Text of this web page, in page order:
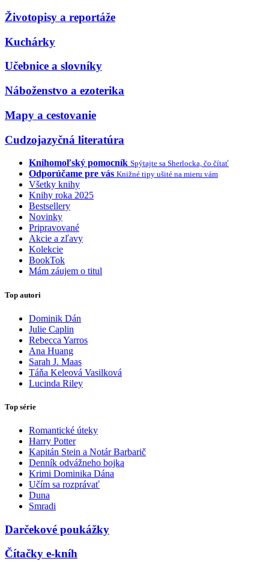
Životopisy a reportáže
Kuchárky
Učebnice a slovníky
Náboženstvo a ezoterika
Mapy a cestovanie
Cudzojazyčná literatúra
Knihomoľský pomocník Spýtajte sa Sherlocka, čo čítať
Odporúčame pre vás Knižné tipy ušité na mieru vám
Všetky knihy
Knihy roka 2025
Bestsellery
Novinky
Pripravované
Akcie a zľavy
Kolekcie
BookTok
Mám záujem o titul
Top autori
Dominik Dán
Julie Caplin
Rebecca Yarros
Ana Huang
Sarah J. Maas
Táňa Keleová Vasilková
Lucinda Riley
Top série
Romantické úteky
Harry Potter
Kapitán Stein a Notár Barbarič
Denník odvážneho bojka
Krimi Dominika Dána
Učím sa rozprávať
Duna
Smradi
Darčekové poukážky
Čítačky e-kníh